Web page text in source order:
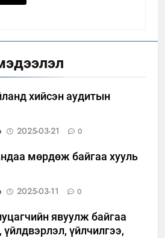
хийсэн аудитын
2025-03-21 0
мөрдөж байгаа хууль
2025-03-11 0
явуулж байгаа
үйлчилгээ,